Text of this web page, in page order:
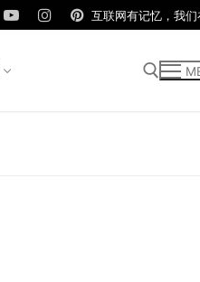
互联网有记忆，我